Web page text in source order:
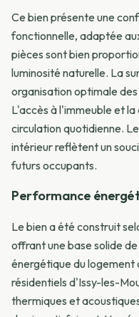
Ce bien présente une
fonctionnelle, adaptée
pièces sont bien
luminosité naturelle. La
organisation optimale
L'accès à l'immeuble et
circulation quotidienne.
intérieur reflètent un
futurs occupants.
Performance
Le bien a été construit
offrant une base solide
énergétique du logement
résidentiels d'Issy-les-
thermiques et